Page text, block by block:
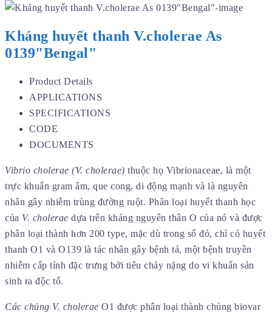
Kháng huyết thanh V.cholerae As
0139"Bengal"
Product Details
APPLICATIONS
SPECIFICATIONS
CODE
DOCUMENTS
Vibrio cholerae (V. cholerae) thuộc họ Vibrionaceae, là một
trực khuẩn gram âm, que cong, di động mạnh và là nguyên
nhân gây nhiễm trùng đường ruột. Phân loại huyết thanh học
của V. cholerae dựa trên kháng nguyên thân O của nó và được
phân loại thành hơn 200 type, mặc dù trong số đó, chỉ có huyết
thanh O1 và O139 là tác nhân gây bệnh tả, một bệnh truyền
nhiễm cấp tính đặc trưng bởi tiêu chảy nặng do vi khuẩn sản
sinh ra độc tố.
Các chủng V. cholerae O1 được phân loại thành chủng biovar